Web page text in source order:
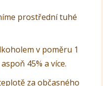
prostřední tuhé
v poměru 1
45% a více.
za občasného